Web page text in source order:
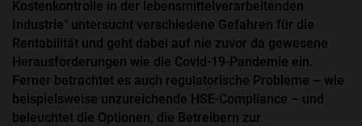
Kostenkontrolle in der lebensmittelverarbeitenden
Industrie" untersucht verschiedene Gefahren für die
Rentabilität und geht dabei auf nie zuvor da gewesene
Herausforderungen wie die Covid-19-Pandemie ein.
Ferner betrachtet es auch regulatorische Probleme – wie
beispielsweise unzureichende HSE-Compliance – und
beleuchtet die Optionen, die Betreibern zur